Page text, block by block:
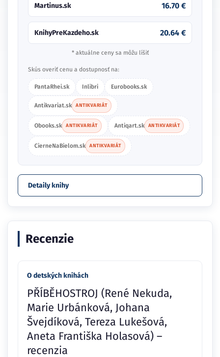
Martinus.sk 16.70 €
KnihyPreKazdeho.sk 20.64 €
* aktuálne ceny sa môžu líšiť
Skús overiť cenu a dostupnosť na:
PantaRhei.sk Inlibri Eurobooks.sk
Antikvariat.sk ANTIKVARIÁT
Obooks.sk ANTIKVARIÁT Antiqart.sk ANTIKVARIÁT
CierneNaBielom.sk ANTIKVARIÁT
Detaily knihy
Recenzie
O detských knihách
PŘÍBĚHOSTROJ (René Nekuda,
Marie Urbánková, Johana
Švejdíková, Tereza Lukešová,
Aneta Františka Holasová) –
recenzia